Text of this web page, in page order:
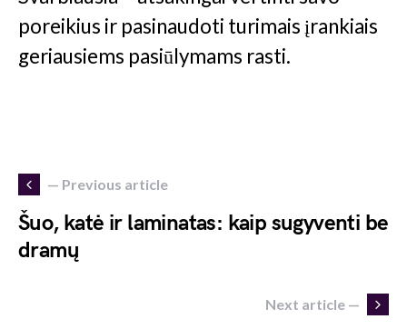
poreikius ir pasinaudoti turimais įrankiais
geriausiems pasiūlymams rasti.
— Previous article
Šuo, katė ir laminatas: kaip sugyventi be
dramų
Next article —